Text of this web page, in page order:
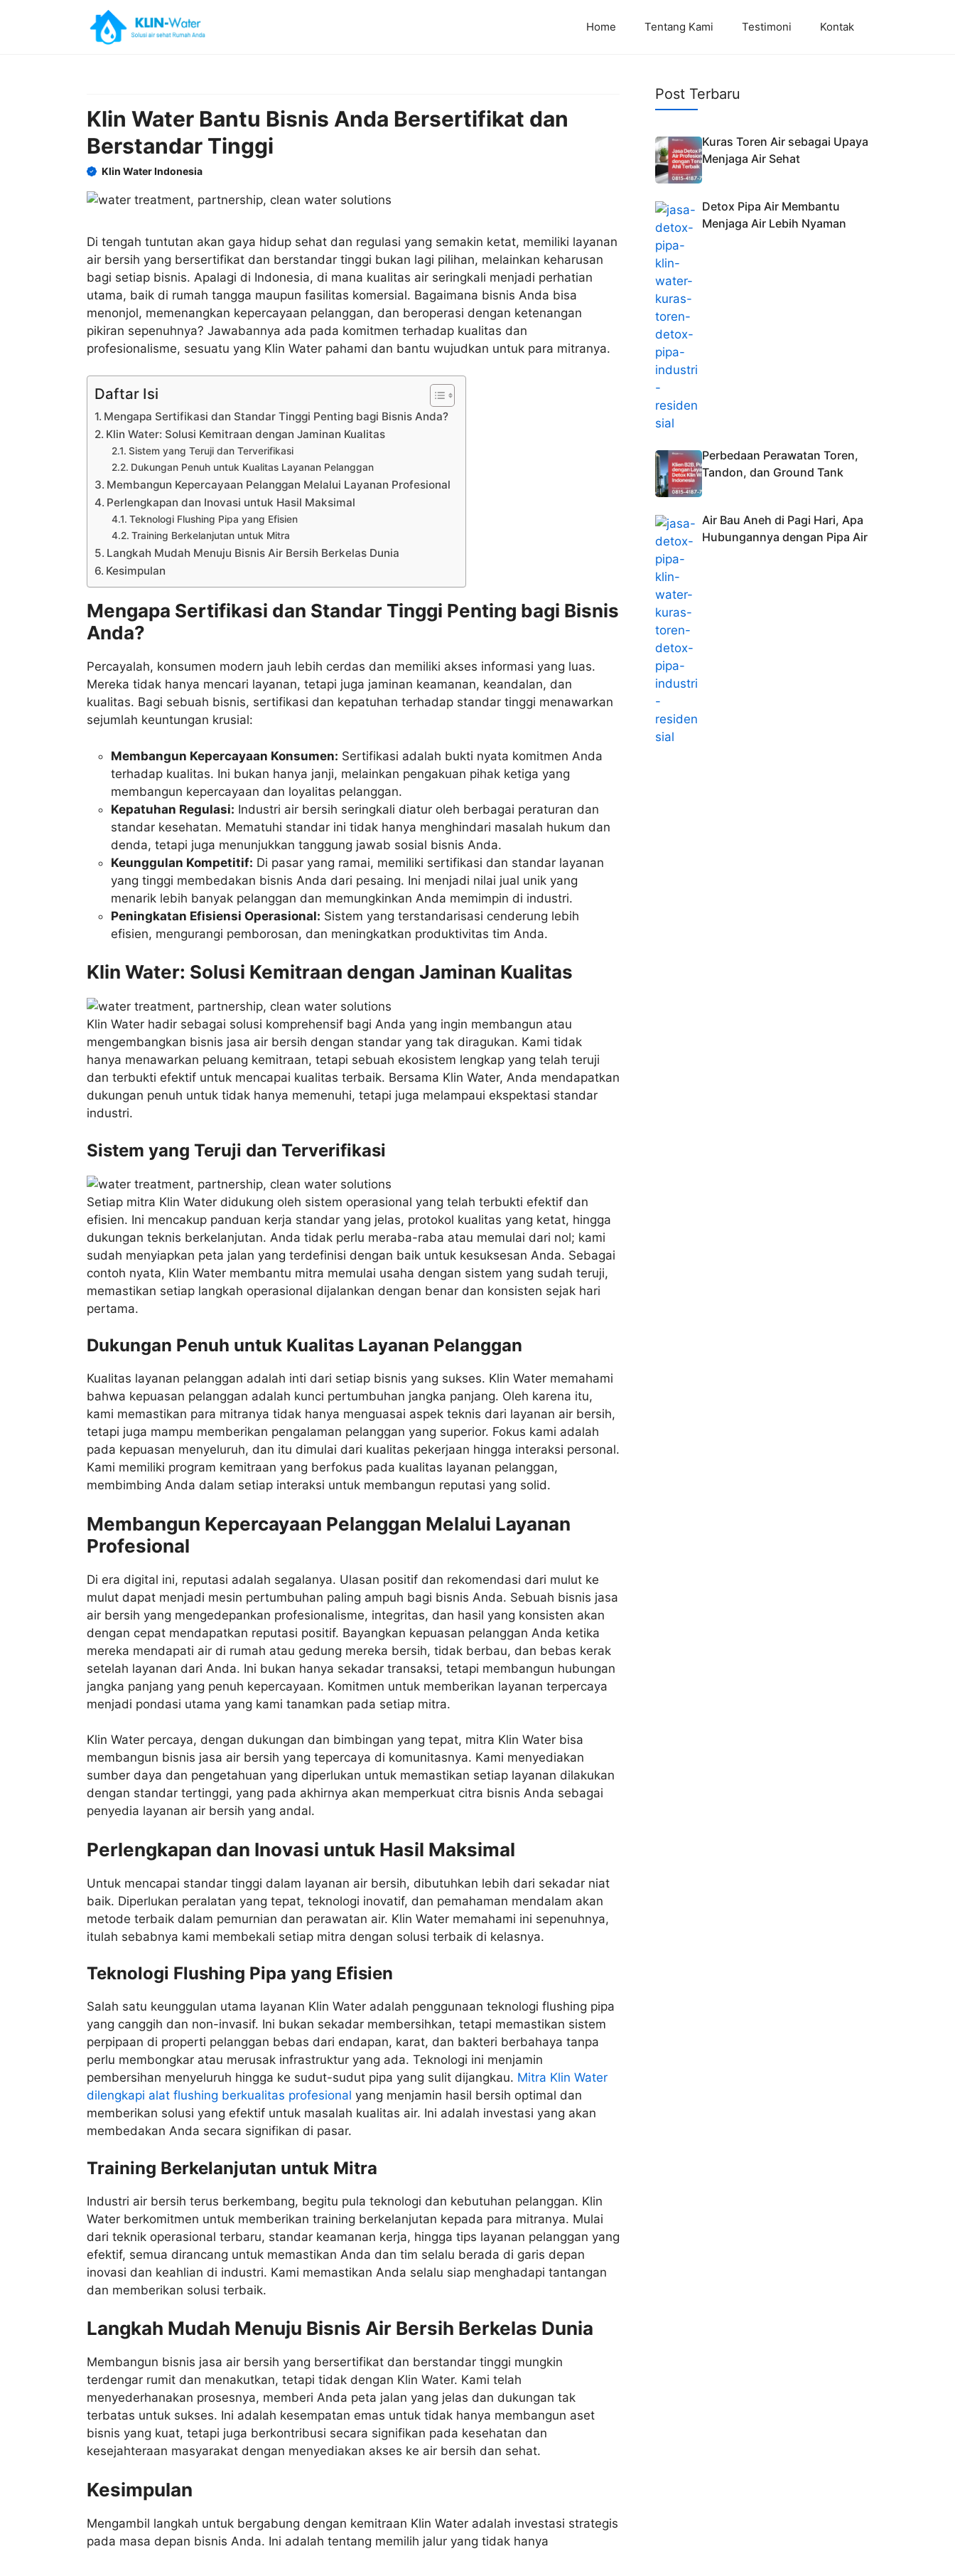
Home Tentang Kami Testimoni Kontak
Klin Water Bantu Bisnis Anda Bersertifikat dan
Berstandar Tinggi
Klin Water Indonesia
Di tengah tuntutan akan gaya hidup sehat dan regulasi yang semakin ketat, memiliki layanan
air bersih yang bersertifikat dan berstandar tinggi bukan lagi pilihan, melainkan keharusan
bagi setiap bisnis. Apalagi di Indonesia, di mana kualitas air seringkali menjadi perhatian
utama, baik di rumah tangga maupun fasilitas komersial. Bagaimana bisnis Anda bisa
menonjol, memenangkan kepercayaan pelanggan, dan beroperasi dengan ketenangan
pikiran sepenuhnya? Jawabannya ada pada komitmen terhadap kualitas dan
profesionalisme, sesuatu yang Klin Water pahami dan bantu wujudkan untuk para mitranya.
Daftar Isi
Mengapa Sertifikasi dan Standar Tinggi Penting bagi Bisnis Anda?
Klin Water: Solusi Kemitraan dengan Jaminan Kualitas
Sistem yang Teruji dan Terverifikasi
Dukungan Penuh untuk Kualitas Layanan Pelanggan
Membangun Kepercayaan Pelanggan Melalui Layanan Profesional
Perlengkapan dan Inovasi untuk Hasil Maksimal
Teknologi Flushing Pipa yang Efisien
Training Berkelanjutan untuk Mitra
Langkah Mudah Menuju Bisnis Air Bersih Berkelas Dunia
Kesimpulan
Mengapa Sertifikasi dan Standar Tinggi Penting bagi Bisnis
Anda?
Percayalah, konsumen modern jauh lebih cerdas dan memiliki akses informasi yang luas.
Mereka tidak hanya mencari layanan, tetapi juga jaminan keamanan, keandalan, dan
kualitas. Bagi sebuah bisnis, sertifikasi dan kepatuhan terhadap standar tinggi menawarkan
sejumlah keuntungan krusial:
Membangun Kepercayaan Konsumen: Sertifikasi adalah bukti nyata komitmen Anda
terhadap kualitas. Ini bukan hanya janji, melainkan pengakuan pihak ketiga yang
membangun kepercayaan dan loyalitas pelanggan.
Kepatuhan Regulasi: Industri air bersih seringkali diatur oleh berbagai peraturan dan
standar kesehatan. Mematuhi standar ini tidak hanya menghindari masalah hukum dan
denda, tetapi juga menunjukkan tanggung jawab sosial bisnis Anda.
Keunggulan Kompetitif: Di pasar yang ramai, memiliki sertifikasi dan standar layanan
yang tinggi membedakan bisnis Anda dari pesaing. Ini menjadi nilai jual unik yang
menarik lebih banyak pelanggan dan memungkinkan Anda memimpin di industri.
Peningkatan Efisiensi Operasional: Sistem yang terstandarisasi cenderung lebih
efisien, mengurangi pemborosan, dan meningkatkan produktivitas tim Anda.
Klin Water: Solusi Kemitraan dengan Jaminan Kualitas
Klin Water hadir sebagai solusi komprehensif bagi Anda yang ingin membangun atau
mengembangkan bisnis jasa air bersih dengan standar yang tak diragukan. Kami tidak
hanya menawarkan peluang kemitraan, tetapi sebuah ekosistem lengkap yang telah teruji
dan terbukti efektif untuk mencapai kualitas terbaik. Bersama Klin Water, Anda mendapatkan
dukungan penuh untuk tidak hanya memenuhi, tetapi juga melampaui ekspektasi standar
industri.
Sistem yang Teruji dan Terverifikasi
Setiap mitra Klin Water didukung oleh sistem operasional yang telah terbukti efektif dan
efisien. Ini mencakup panduan kerja standar yang jelas, protokol kualitas yang ketat, hingga
dukungan teknis berkelanjutan. Anda tidak perlu meraba-raba atau memulai dari nol; kami
sudah menyiapkan peta jalan yang terdefinisi dengan baik untuk kesuksesan Anda. Sebagai
contoh nyata, Klin Water membantu mitra memulai usaha dengan sistem yang sudah teruji,
memastikan setiap langkah operasional dijalankan dengan benar dan konsisten sejak hari
pertama.
Dukungan Penuh untuk Kualitas Layanan Pelanggan
Kualitas layanan pelanggan adalah inti dari setiap bisnis yang sukses. Klin Water memahami
bahwa kepuasan pelanggan adalah kunci pertumbuhan jangka panjang. Oleh karena itu,
kami memastikan para mitranya tidak hanya menguasai aspek teknis dari layanan air bersih,
tetapi juga mampu memberikan pengalaman pelanggan yang superior. Fokus kami adalah
pada kepuasan menyeluruh, dan itu dimulai dari kualitas pekerjaan hingga interaksi personal.
Kami memiliki program kemitraan yang berfokus pada kualitas layanan pelanggan,
membimbing Anda dalam setiap interaksi untuk membangun reputasi yang solid.
Membangun Kepercayaan Pelanggan Melalui Layanan
Profesional
Di era digital ini, reputasi adalah segalanya. Ulasan positif dan rekomendasi dari mulut ke
mulut dapat menjadi mesin pertumbuhan paling ampuh bagi bisnis Anda. Sebuah bisnis jasa
air bersih yang mengedepankan profesionalisme, integritas, dan hasil yang konsisten akan
dengan cepat mendapatkan reputasi positif. Bayangkan kepuasan pelanggan Anda ketika
mereka mendapati air di rumah atau gedung mereka bersih, tidak berbau, dan bebas kerak
setelah layanan dari Anda. Ini bukan hanya sekadar transaksi, tetapi membangun hubungan
jangka panjang yang penuh kepercayaan. Komitmen untuk memberikan layanan terpercaya
menjadi pondasi utama yang kami tanamkan pada setiap mitra.
Klin Water percaya, dengan dukungan dan bimbingan yang tepat, mitra Klin Water bisa
membangun bisnis jasa air bersih yang tepercaya di komunitasnya. Kami menyediakan
sumber daya dan pengetahuan yang diperlukan untuk memastikan setiap layanan dilakukan
dengan standar tertinggi, yang pada akhirnya akan memperkuat citra bisnis Anda sebagai
penyedia layanan air bersih yang andal.
Perlengkapan dan Inovasi untuk Hasil Maksimal
Untuk mencapai standar tinggi dalam layanan air bersih, dibutuhkan lebih dari sekadar niat
baik. Diperlukan peralatan yang tepat, teknologi inovatif, dan pemahaman mendalam akan
metode terbaik dalam pemurnian dan perawatan air. Klin Water memahami ini sepenuhnya,
itulah sebabnya kami membekali setiap mitra dengan solusi terbaik di kelasnya.
Teknologi Flushing Pipa yang Efisien
Salah satu keunggulan utama layanan Klin Water adalah penggunaan teknologi flushing pipa
yang canggih dan non-invasif. Ini bukan sekadar membersihkan, tetapi memastikan sistem
perpipaan di properti pelanggan bebas dari endapan, karat, dan bakteri berbahaya tanpa
perlu membongkar atau merusak infrastruktur yang ada. Teknologi ini menjamin
pembersihan menyeluruh hingga ke sudut-sudut pipa yang sulit dijangkau. Mitra Klin Water
dilengkapi alat flushing berkualitas profesional yang menjamin hasil bersih optimal dan
memberikan solusi yang efektif untuk masalah kualitas air. Ini adalah investasi yang akan
membedakan Anda secara signifikan di pasar.
Training Berkelanjutan untuk Mitra
Industri air bersih terus berkembang, begitu pula teknologi dan kebutuhan pelanggan. Klin
Water berkomitmen untuk memberikan training berkelanjutan kepada para mitranya. Mulai
dari teknik operasional terbaru, standar keamanan kerja, hingga tips layanan pelanggan yang
efektif, semua dirancang untuk memastikan Anda dan tim selalu berada di garis depan
inovasi dan keahlian di industri. Kami memastikan Anda selalu siap menghadapi tantangan
dan memberikan solusi terbaik.
Langkah Mudah Menuju Bisnis Air Bersih Berkelas Dunia
Membangun bisnis jasa air bersih yang bersertifikat dan berstandar tinggi mungkin
terdengar rumit dan menakutkan, tetapi tidak dengan Klin Water. Kami telah
menyederhanakan prosesnya, memberi Anda peta jalan yang jelas dan dukungan tak
terbatas untuk sukses. Ini adalah kesempatan emas untuk tidak hanya membangun aset
bisnis yang kuat, tetapi juga berkontribusi secara signifikan pada kesehatan dan
kesejahteraan masyarakat dengan menyediakan akses ke air bersih dan sehat.
Kesimpulan
Mengambil langkah untuk bergabung dengan kemitraan Klin Water adalah investasi strategis
pada masa depan bisnis Anda. Ini adalah tentang memilih jalur yang tidak hanya
Post Terbaru
Kuras Toren Air sebagai Upaya
Menjaga Air Sehat
Detox Pipa Air Membantu
Menjaga Air Lebih Nyaman
Perbedaan Perawatan Toren,
Tandon, dan Ground Tank
Air Bau Aneh di Pagi Hari, Apa
Hubungannya dengan Pipa Air